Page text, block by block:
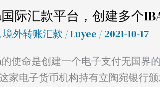
际汇款平台，创建多个
境外转账汇款 /Luyee / 2021-10-17
使命是创建一个电子支付无国界
家电子货币机构持有立陶宛银行